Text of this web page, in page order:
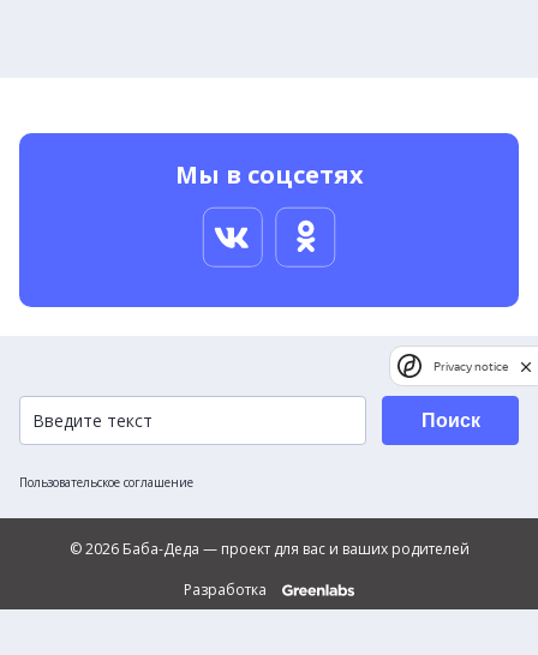
Мы в соцсетях
Пользовательское соглашение
Поиск
© 2026 Баба-Деда — проект для вас и ваших родителей
Разработка
Privacy notice